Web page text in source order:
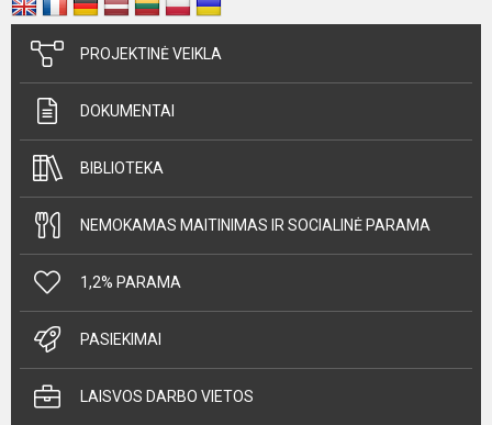
PROJEKTINĖ VEIKLA
DOKUMENTAI
BIBLIOTEKA
NEMOKAMAS MAITINIMAS IR SOCIALINĖ PARAMA
1,2% PARAMA
PASIEKIMAI
LAISVOS DARBO VIETOS